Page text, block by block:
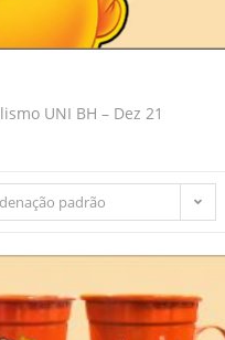
UNI BH – Dez 21
padrão